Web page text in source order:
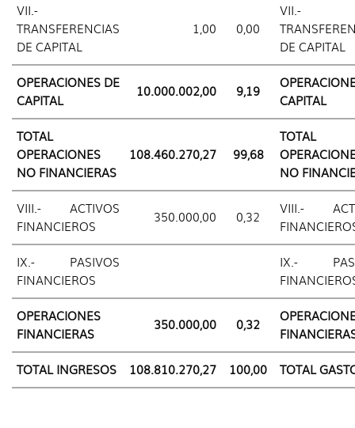
VII.-
TRANSFERENCIAS
DE CAPITAL
1,00 0,00
VII.-
DE CAPITAL
OPERACIONES DE
CAPITAL
10.000.002,00 9,19
CAPITAL
TOTAL
OPERACIONES
NO FINANCIERAS
108.460.270,27 99,68
TOTAL
NO
VIII.- ACTIVOS
FINANCIEROS
350.000,00 0,32
VIII.-
IX.- PASIVOS
FINANCIEROS
IX.-
OPERACIONES
FINANCIERAS
350.000,00 0,32
TOTAL INGRESOS 108.810.270,27 100,00 TOTAL